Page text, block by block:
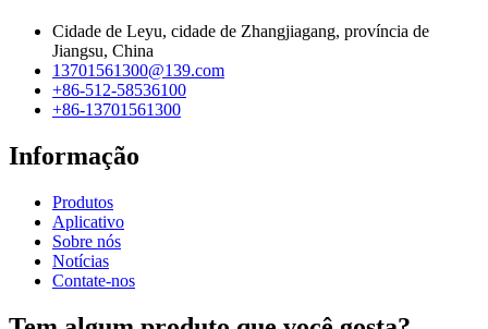
Cidade de Leyu, cidade de Zhangjiagang, província de
Jiangsu, China
13701561300@139.com
+86-512-58536100
+86-13701561300
Informação
Produtos
Aplicativo
Sobre nós
Notícias
Contate-nos